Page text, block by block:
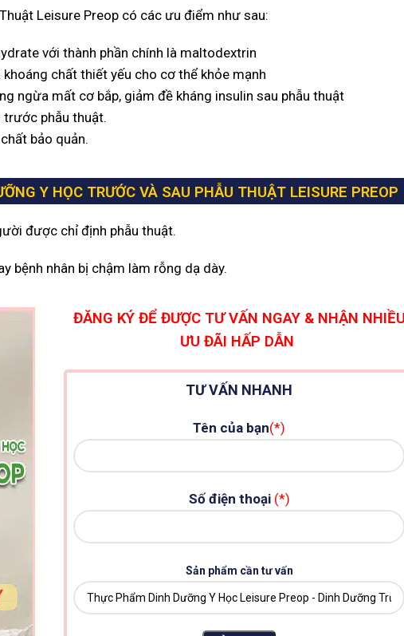
Leisure Preop có các ưu điểm như sau:
với thành phần chính là maltodextrin
chất thiết yếu cho cơ thể khỏe mạnh
ngừa mất cơ bắp, giảm đề kháng insulin sau phẫu thuật
trước phẫu thuật.
bảo quản.
Y HỌC TRƯỚC VÀ SAU PHẪU THUẬT LEISURE PREOP
được chỉ định phẫu thuật.
bệnh nhân bị chậm làm rỗng dạ dày.
ĐĂNG KÝ ĐỂ ĐƯỢC TƯ VẤN NGAY & NHẬN
ƯU ĐÃI HẤP DẪN
TƯ VẤN NHANH
Tên của bạn(*)
Số điện thoại (*)
Sản phẩm cần tư vấn